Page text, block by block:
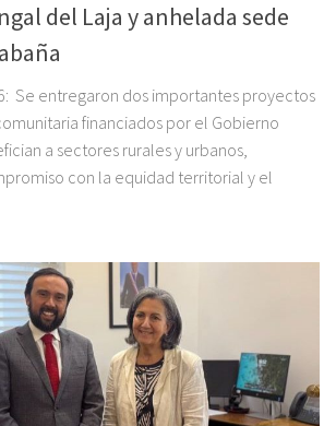
del Laja y anhelada sede
Se entregaron dos importantes proyectos
financiados por el Gobierno
a sectores rurales y urbanos,
con la equidad territorial y el